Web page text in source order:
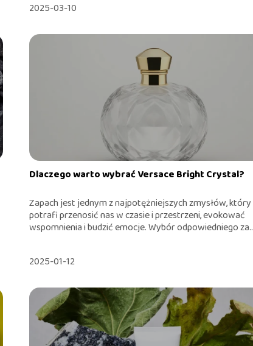
2025-03-10
Dlaczego warto wybrać Versace Bright Crystal?
Zapach jest jednym z najpotężniejszych zmysłów, który
potrafi przenosić nas w czasie i przestrzeni, evokować
wspomnienia i budzić emocje. Wybór odpowiedniego
2025-01-12